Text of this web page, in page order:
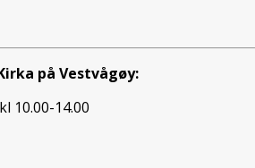
på Vestvågøy:
10.00-14.00